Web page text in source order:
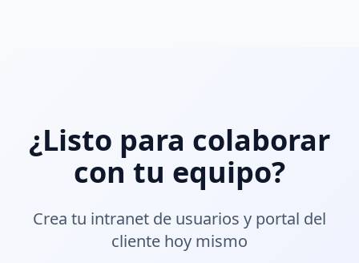
¿Listo para colaborar
con tu equipo?
Crea tu intranet de usuarios y portal del
cliente hoy mismo